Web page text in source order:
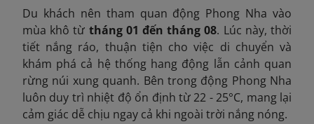
Du khách nên tham quan động Phong Nha vào
mùa khô từ tháng 01 đến tháng 08. Lúc này, thời
tiết nắng ráo, thuận tiện cho việc di chuyển và
khám phá cả hệ thống hang động lẫn cảnh quan
rừng núi xung quanh. Bên trong động Phong Nha
luôn duy trì nhiệt độ ổn định từ 22 - 25°C, mang lại
cảm giác dễ chịu ngay cả khi ngoài trời nắng nóng.